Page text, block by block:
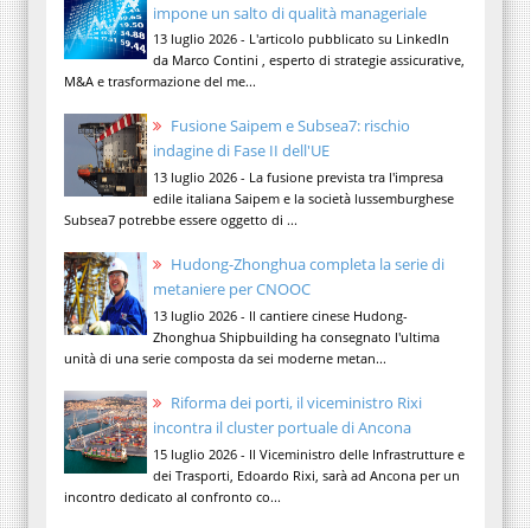
impone un salto di qualità manageriale
13 luglio 2026 - L'articolo pubblicato su LinkedIn
da Marco Contini , esperto di strategie assicurative,
M&A e trasformazione del me...
Fusione Saipem e Subsea7: rischio
indagine di Fase II dell'UE
13 luglio 2026 - La fusione prevista tra l'impresa
edile italiana Saipem e la società lussemburghese
Subsea7 potrebbe essere oggetto di ...
Hudong-Zhonghua completa la serie di
metaniere per CNOOC
13 luglio 2026 - Il cantiere cinese Hudong-
Zhonghua Shipbuilding ha consegnato l'ultima
unità di una serie composta da sei moderne metan...
Riforma dei porti, il viceministro Rixi
incontra il cluster portuale di Ancona
15 luglio 2026 - Il Viceministro delle Infrastrutture e
dei Trasporti, Edoardo Rixi, sarà ad Ancona per un
incontro dedicato al confronto co...